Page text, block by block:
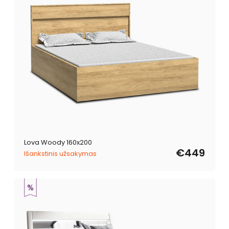
Lova Woody 160x200
Išankstinis užsakymas
€449